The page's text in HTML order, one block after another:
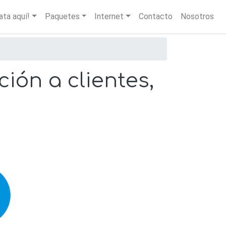
aquí! Paquetes Internet Contacto Nosotros
a clientes,